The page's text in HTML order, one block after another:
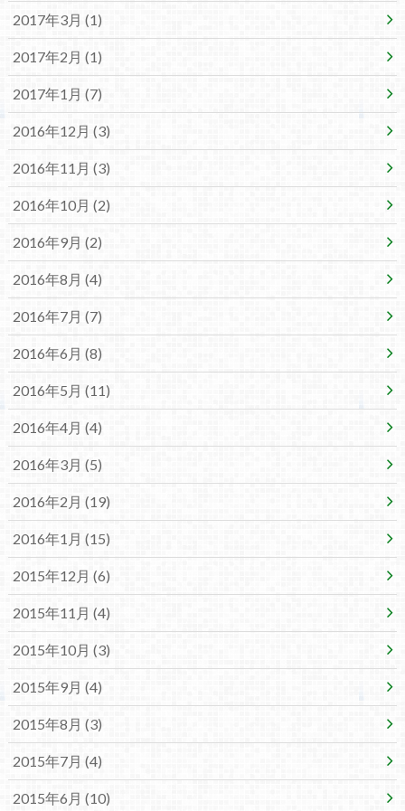
2017年3月 (1)
2017年2月 (1)
2017年1月 (7)
2016年12月 (3)
2016年11月 (3)
2016年10月 (2)
2016年9月 (2)
2016年8月 (4)
2016年7月 (7)
2016年6月 (8)
2016年5月 (11)
2016年4月 (4)
2016年3月 (5)
2016年2月 (19)
2016年1月 (15)
2015年12月 (6)
2015年11月 (4)
2015年10月 (3)
2015年9月 (4)
2015年8月 (3)
2015年7月 (4)
2015年6月 (10)